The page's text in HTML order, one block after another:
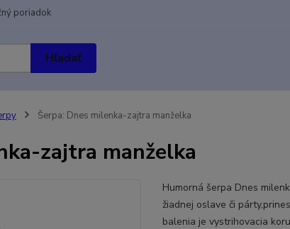
poriadok
Hľadať
Šerpa: Dnes milenka-zajtra manželka
zajtra manželka
Humorná šerpa Dnes
žiadnej oslave či
balenia je vystrihovacia